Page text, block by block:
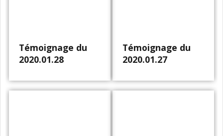
Témoignage du
2020.01.28
Témoignage du
2020.01.27